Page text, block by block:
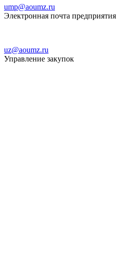
ump@aoumz.ru
Электронная почта предприятия
uz@aoumz.ru
Управление закупок